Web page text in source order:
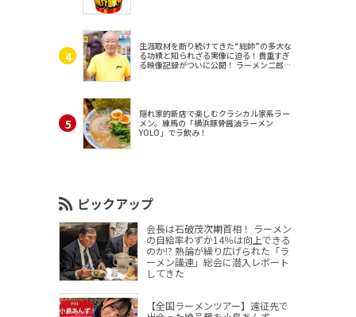
生涯取材を断り続けてきた“総帥”の多大な
る功績と知られざる実像に迫る！貴重すぎ
る映像記録がついに公開！ ラーメン二郎
隠れ家的新店で楽しむクラシカル家系ラー
メン。練馬の「横浜豚骨醤油ラーメン
YOLO」でラ飲み！
ピックアップ
会長は石破茂次期首相！ ラーメン
の自給率わずか14％は向上できる
のか!? 熱論が繰り広げられた「ラ
ーメン議連」総会に潜入レポート
してきた
【全国ラーメンツアー】遠征先で